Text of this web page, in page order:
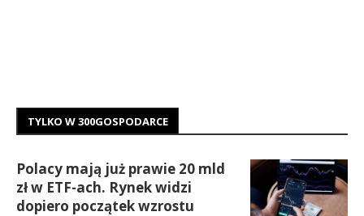
TYLKO W 300GOSPODARCE
Polacy mają już prawie 20 mld
zł w ETF-ach. Rynek widzi
dopiero początek wzrostu